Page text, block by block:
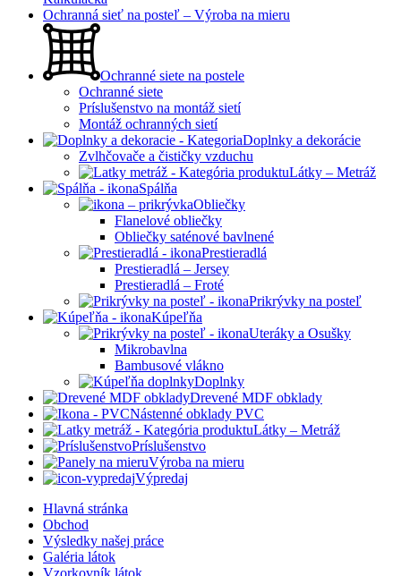
Ochranná sieť na posteľ – Výroba na mieru
Ochranné siete na postele
Ochranné siete
Príslušenstvo na montáž sietí
Montáž ochranných sietí
Doplnky a dekorácie
Zvlhčovače a čističky vzduchu
Látky – Metráž
Spálňa
Obliečky
Flanelové obliečky
Obliečky saténové bavlnené
Prestieradlá
Prestieradlá – Jersey
Prestieradlá – Froté
Prikrývky na posteľ
Kúpeľňa
Uteráky a Osušky
Mikrobavlna
Bambusové vlákno
Doplnky
Drevené MDF obklady
Nástenné obklady PVC
Látky – Metráž
Príslušenstvo
Výroba na mieru
Výpredaj
Hlavná stránka
Obchod
Výsledky našej práce
Galéria látok